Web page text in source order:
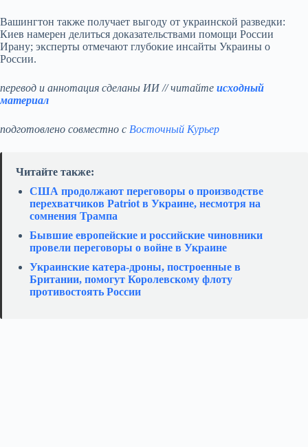
Вашингтон также получает выгоду от украинской разведки:
Киев намерен делиться доказательствами помощи России
Ирану; эксперты отмечают глубокие инсайты Украины о
России.
перевод и аннотация сделаны ИИ // читайте исходный
материал
подготовлено совместно с Восточный Курьер
Читайте также:
США продолжают переговоры о производстве
перехватчиков Patriot в Украине, несмотря на
сомнения Трампа
Бывшие европейские и российские чиновники
провели переговоры о войне в Украине
Украинские катера‑дроны, построенные в
Британии, помогут Королевскому флоту
противостоять России